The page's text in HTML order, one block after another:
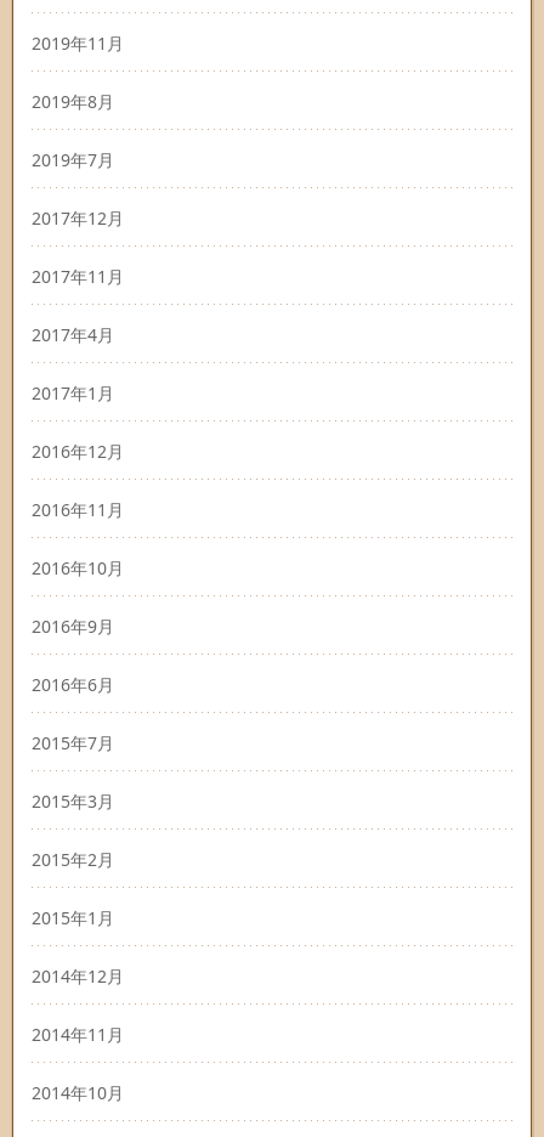
2019年11月
2019年8月
2019年7月
2017年12月
2017年11月
2017年4月
2017年1月
2016年12月
2016年11月
2016年10月
2016年9月
2016年6月
2015年7月
2015年3月
2015年2月
2015年1月
2014年12月
2014年11月
2014年10月